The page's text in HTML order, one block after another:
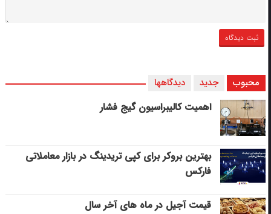
محبوب جدید دیدگاهها
اهمیت کالیبراسیون گیج فشار
بهترین بروکر برای کپی‌ تریدینگ در بازار معاملاتی
فارکس
قیمت آجیل در ماه های آخر سال